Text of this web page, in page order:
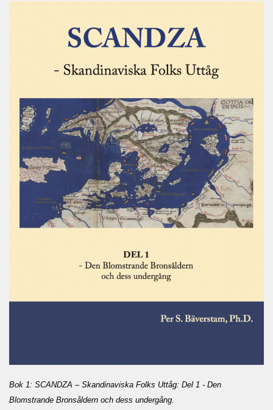
Bok 1: SCANDZA – Skandinaviska Folks Uttåg: Del 1 - Den
Blomstrande Bronsåldern och dess undergång